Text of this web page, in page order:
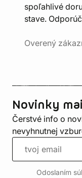
spoľahlivé
stave.
Overený
Novinky
Čerstvé info o
nevyhnutnej
Odoslaním